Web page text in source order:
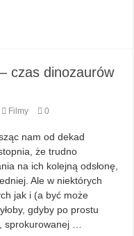
czas dinozaurów
Filmy 0
nam od dekad
że trudno
na ich kolejną odsłonę,
Ale w niektórych
jak i (a być może
gdyby po prostu
sprokurowanej …